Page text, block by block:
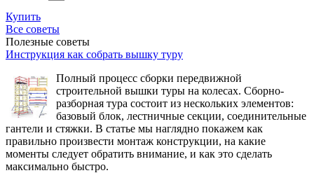
Купить
Все советы
Полезные советы
Инструкция как собрать вышку туру
Полный процесс сборки передвижной
строительной вышки туры на колесах. Сборно-
разборная тура состоит из нескольких элементов:
базовый блок, лестничные секции, соединительные
гантели и стяжки. В статье мы наглядно покажем как
правильно произвести монтаж конструкции, на какие
моменты следует обратить внимание, и как это сделать
максимально быстро.